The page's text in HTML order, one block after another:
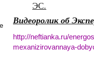
ЭС.
Видеоролик об
http://neftianka.ru/
mexanizirovannaya-